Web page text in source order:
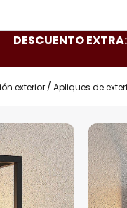
DESCUENTO
exterior Apliques de